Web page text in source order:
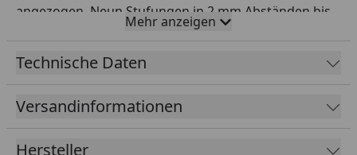
angezogen. Neun Stufungen in 2 mm Abständen bis
Mehr anzeigen
Technische Daten
Versandinformationen
Hersteller